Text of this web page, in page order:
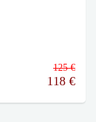
125 €
118 €